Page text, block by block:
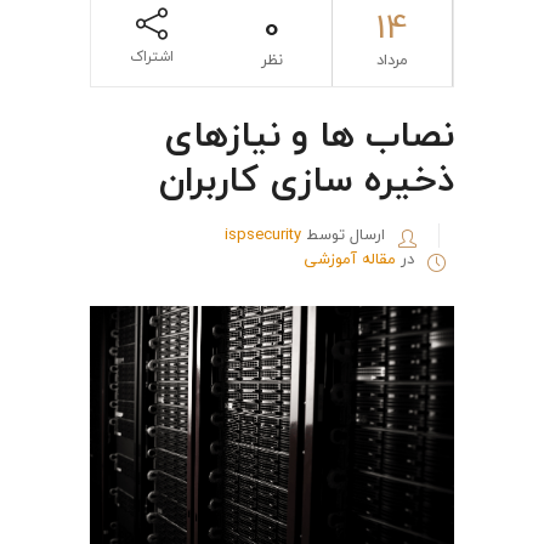
14
مرداد
0
نظر اشتراک
نصاب ها و نیازهای
ذخیره سازی کاربران
ارسال توسط ispsecurity
در مقاله آموزشی